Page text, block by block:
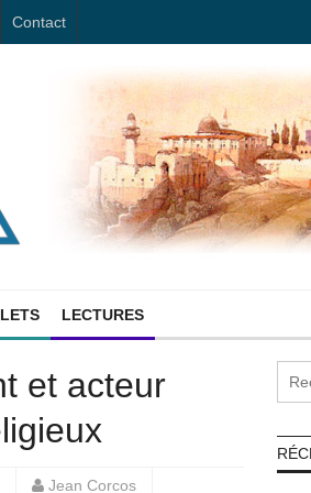
Contact
LECTURES
et acteur
Jean Corcos